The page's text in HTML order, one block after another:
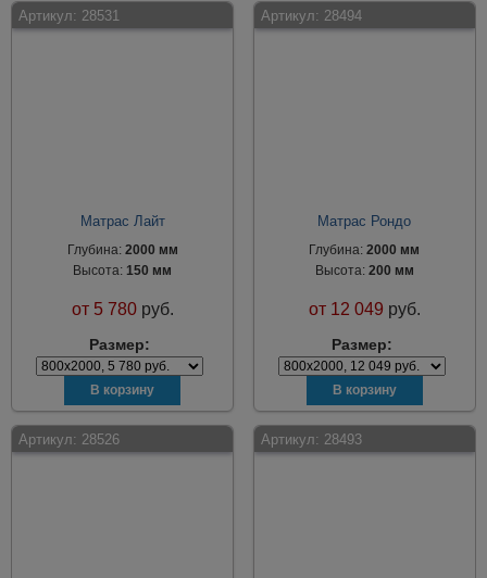
Артикул: 28531
Матрас Лайт
Глубина: 2000 мм
Высота:150 мм
от5 780 руб.
Размер:
Артикул: 28494
Матрас Рондо
Глубина:2000 мм
Высота: 200 мм
от12 049 руб.
Размер:
Артикул: 28526 Артикул: 28493